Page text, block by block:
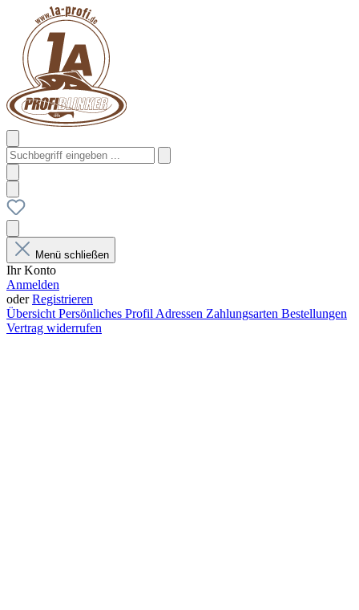
Menü schließen
Ihr Konto
Anmelden
oderRegistrieren
Übersicht Persönliches Profil Adressen Zahlungsarten Bestellungen
Vertrag widerrufen